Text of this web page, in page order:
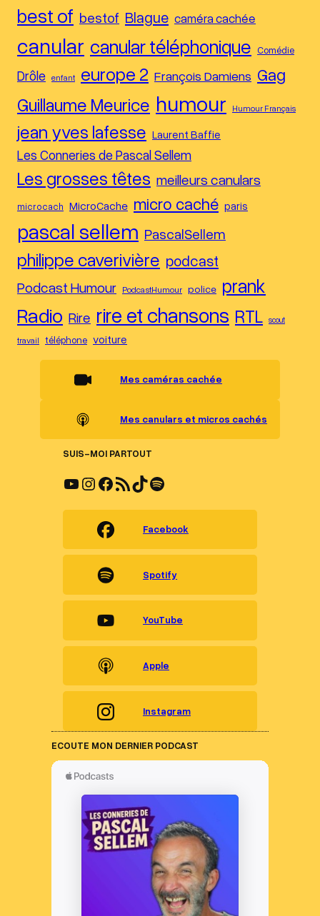
best of bestof Blague caméra cachée
canular canular téléphonique Comédie
Drôle enfant europe 2 François Damiens Gag
Guillaume Meurice humour Humour Français
jean yves lafesse Laurent Baffie
Les Conneries de Pascal Sellem
Les grosses têtes meilleurs canulars
microcach MicroCache micro caché paris
pascal sellem PascalSellem
philippe caverivière podcast
Podcast Humour PodcastHumour police prank
Radio Rire rire et chansons RTL scout
travail téléphone voiture
Mes caméras cachée
Mes canulars et micros cachés
SUIS-MOI PARTOUT
YouTube Instagram Facebook Flux RSS TikTok Spotify
Facebook
Spotify
YouTube
Apple
Instagram
ECOUTE MON DERNIER PODCAST